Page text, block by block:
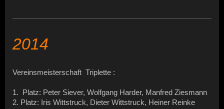
2014
Vereinsmeisterschaft Triplette :
1. Platz: Peter Siever, Wolfgang Harder, Manfred Ziesmann
2. Platz: Iris Wittstruck, Dieter Wittstruck, Heiner Reinke